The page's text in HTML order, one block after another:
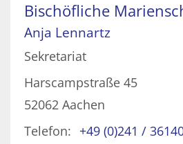
Bischöfliche
Anja Lennartz
Sekretariat
Harscampstraße 45
52062 Aachen
Telefon: +49 (0)241 /